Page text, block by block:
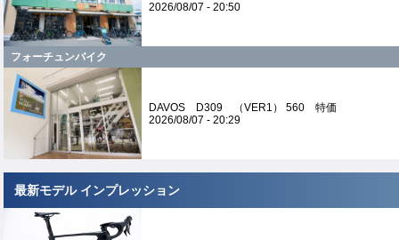
2026/08/07 - 20:50
フォーチュンバイク
DAVOS D309 （VER1） 560 特価
2026/08/07 - 20:29
最新モデル インプレッション